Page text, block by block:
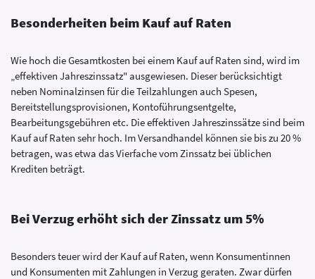
Besonderheiten beim Kauf auf Raten
Wie hoch die Gesamtkosten bei einem Kauf auf Raten sind, wird im
„effektiven Jahreszinssatz" ausgewiesen. Dieser berücksichtigt
neben Nominalzinsen für die Teilzahlungen auch Spesen,
Bereitstellungsprovisionen, Kontoführungsentgelte,
Bearbeitungsgebühren etc. Die effektiven Jahreszinssätze sind beim
Kauf auf Raten sehr hoch. Im Versandhandel können sie bis zu 20 %
betragen, was etwa das Vierfache vom Zinssatz bei üblichen
Krediten beträgt.
Bei Verzug erhöht sich der Zinssatz um 5%
Besonders teuer wird der Kauf auf Raten, wenn Konsumentinnen
und Konsumenten mit Zahlungen in Verzug geraten. Zwar dürfen